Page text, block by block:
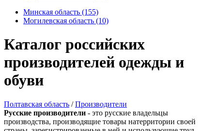
Минская область (155)
Могилевская область (10)
Каталог российских
производителей одежды и
обуви
Полтавская область /Производители
Русские производители - это русские владельцы
производства, производящие товары натерритории своей